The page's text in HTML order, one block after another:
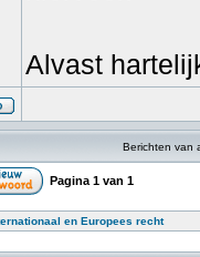
Alvast
Berichten van
Pagina 1 van 1
en Europees recht